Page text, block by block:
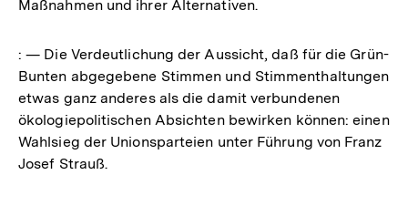
Maßnahmen und ihrer Alternativen.
: — Die Verdeutlichung der Aussicht, daß für die Grün-
Bunten abgegebene Stimmen und Stimmenthaltungen
etwas ganz anderes als die damit verbundenen
ökologiepolitischen Absichten bewirken können: einen
Wahlsieg der Unionsparteien unter Führung von Franz
Josef Strauß.